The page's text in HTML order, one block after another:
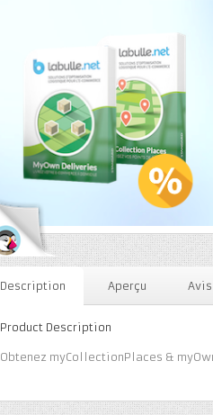
Description Aperçu
Product Description
Obtenez myCollectionPlaces &